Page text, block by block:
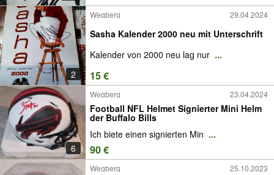
2
Wegberg 29.04.2024
Sasha Kalender 2000 neu mit Unterschrift
Kalender von 2000 neu lag nur ...
15 €
6
Wegberg 23.04.2024
Football NFL Helmet Signierter Mini Helm
der Buffalo Bills
Ich biete einen signierten Min ...
90 €
Wegberg 25.10.2023